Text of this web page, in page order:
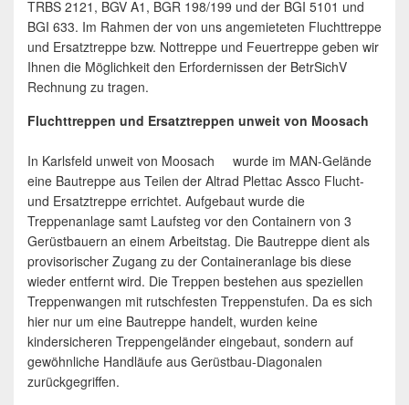
TRBS 2121, BGV A1, BGR 198/199 und der BGI 5101 und
BGI 633. Im Rahmen der von uns angemieteten Fluchttreppe
und Ersatztreppe bzw. Nottreppe und Feuertreppe geben wir
Ihnen die Möglichkeit den Erfordernissen der BetrSichV
Rechnung zu tragen.
Fluchttreppen und Ersatztreppen unweit von Moosach
In Karlsfeld unweit von Moosach wurde im MAN-Gelände
eine Bautreppe aus Teilen der Altrad Plettac Assco Flucht-
und Ersatztreppe errichtet. Aufgebaut wurde die
Treppenanlage samt Laufsteg vor den Containern von 3
Gerüstbauern an einem Arbeitstag. Die Bautreppe dient als
provisorischer Zugang zu der Containeranlage bis diese
wieder entfernt wird. Die Treppen bestehen aus speziellen
Treppenwangen mit rutschfesten Treppenstufen. Da es sich
hier nur um eine Bautreppe handelt, wurden keine
kindersicheren Treppengeländer eingebaut, sondern auf
gewöhnliche Handläufe aus Gerüstbau-Diagonalen
zurückgegriffen.